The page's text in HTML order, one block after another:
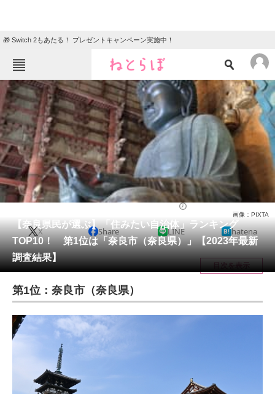
🎁 Switch 2もあたる！ プレゼントキャンペーン実施中！
ねとらぼメニュー
TOP ニュース
エンタメ クイズ
グルメ 地域
住まい 教育・育児
動物 リサーチ
会員記事
メディア
注目記事を集めた総合ページ
ITの今と未来を見通す
スマホと通信の最新トレンド
進化するPCとデバイスの未来
好きが集まる 比べて選べる
【奈良県民が選ぶ】「住みたい自治体」ランキング
TOP10！ 第1位は「奈良市（奈良県）」【2023年最新
調査結果】
画像：PIXTA
X Share LINE hatena
目次を表示
第1位：奈良市（奈良県）